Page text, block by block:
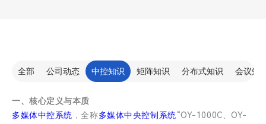
全部 公司动态 中控知识 矩阵知识 分布式知识 会议知
一、核心定义与本质
多媒体中控系统 ，全称多媒体中央控制系统“OY-1000C、OY-